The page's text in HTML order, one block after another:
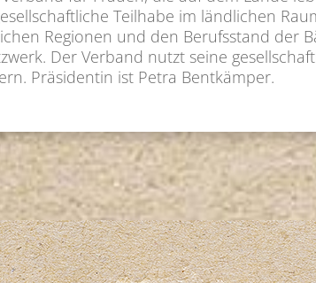
Teilhabe im ländlichen
Regionen und den Berufsstand der
Der Verband nutzt seine
Präsidentin ist Petra Bentkämper.